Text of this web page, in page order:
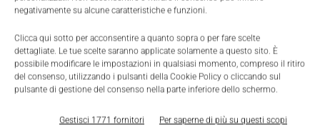
negativamente su alcune caratteristiche e funzioni.
Clicca qui sotto per acconsentire a quanto sopra o per fare scelte
dettagliate. Le tue scelte saranno applicate solamente a questo sito. È
possibile modificare le impostazioni in qualsiasi momento, compreso il ritiro
del consenso, utilizzando i pulsanti della Cookie Policy o cliccando sul
pulsante di gestione del consenso nella parte inferiore dello schermo.
Gestisci 1771 fornitori Per saperne di più su questi scopi
TAGS Monitoraggio Paessler Prtg Siemens